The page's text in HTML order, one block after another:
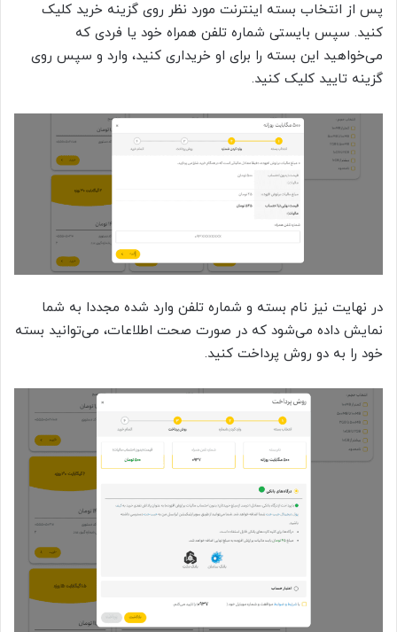
پس از انتخاب بسته اینترنت مورد نظر روی گزینه خرید کلیک
کنید. سپس بایستی شماره تلفن همراه خود یا فردی که
می‌خواهید این بسته را برای او خریداری کنید، وارد و سپس روی
گزینه تایید کلیک کنید.
در نهایت نیز نام بسته و شماره تلفن وارد شده مجددا به شما
نمایش داده می‌شود که در صورت صحت اطلاعات، می‌توانید بسته
خود را به دو روش پرداخت کنید.